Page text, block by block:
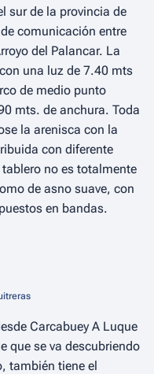
sur de la provincia de
comunicación entre
del Palancar. La
una luz de 7.40 mts
de medio punto
mts. de anchura. Toda
la arenisca con la
con diferente
no es totalmente
de asno suave, con
en bandas.
Carcabuey A Luque
que se va descubriendo
también tiene el